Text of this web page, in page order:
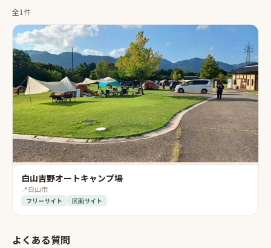
全1件
白山吉野オートキャンプ場
📍白山市
フリーサイト 区画サイト
よくある質問